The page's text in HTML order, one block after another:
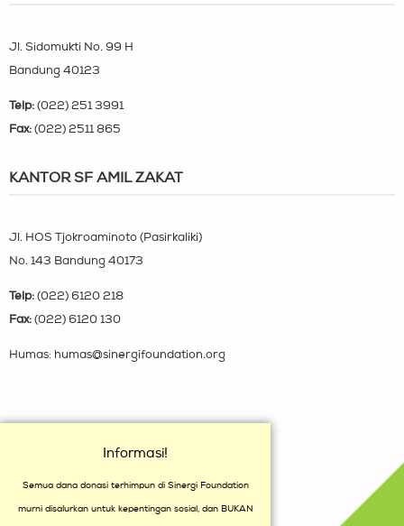
Jl. Sidomukti No. 99 H
Bandung 40123
Telp: (022) 251 3991
Fax: (022) 2511 865
KANTOR SF AMIL ZAKAT
Jl. HOS Tjokroaminoto (Pasirkaliki)
No. 143 Bandung 40173
Telp: (022) 6120 218
Fax: (022) 6120 130
Humas: humas@sinergifoundation.org
Informasi!
Semua dana donasi terhimpun di Sinergi Foundation
murni disalurkan untuk kepentingan sosial, dan BUKAN